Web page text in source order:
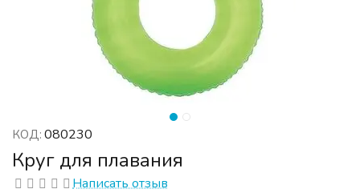
КОД: 080230
Круг для плавания
Написать отзыв